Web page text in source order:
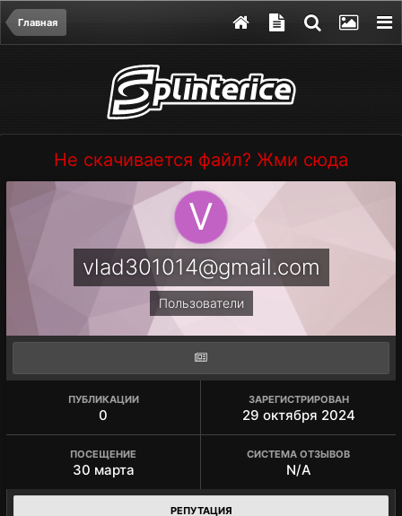
Главная
Не скачивается файл? Жми сюда
vlad301014@gmail.com
Пользователи
ПУБЛИКАЦИИ
0
ЗАРЕГИСТРИРОВАН
29 октября 2024
ПОСЕЩЕНИЕ
30 марта
СИСТЕМА ОТЗЫВОВ
N/A
РЕПУТАЦИЯ